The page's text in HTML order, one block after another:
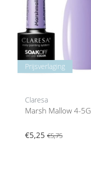
Prijsverlaging
Claresa
Marsh Mallow 4-5G
€5,25 €5,75